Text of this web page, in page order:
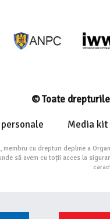
© Toate
Media kit
cu drepturi depline a
să avem cu toții acces la